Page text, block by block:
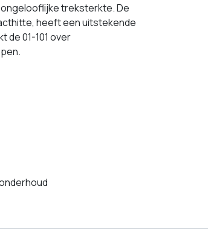
treksterkte. De
heeft een uitstekende
de 01-101 over